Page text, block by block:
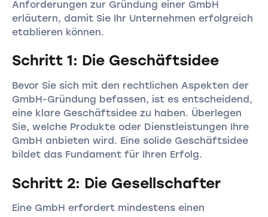
Anforderungen zur Gründung einer GmbH
erläutern, damit Sie Ihr Unternehmen erfolgreich
etablieren können.
Schritt 1: Die Geschäftsidee
Bevor Sie sich mit den rechtlichen Aspekten der
GmbH-Gründung befassen, ist es entscheidend,
eine klare Geschäftsidee zu haben. Überlegen
Sie, welche Produkte oder Dienstleistungen Ihre
GmbH anbieten wird. Eine solide Geschäftsidee
bildet das Fundament für Ihren Erfolg.
Schritt 2: Die Gesellschafter
Eine GmbH erfordert mindestens einen